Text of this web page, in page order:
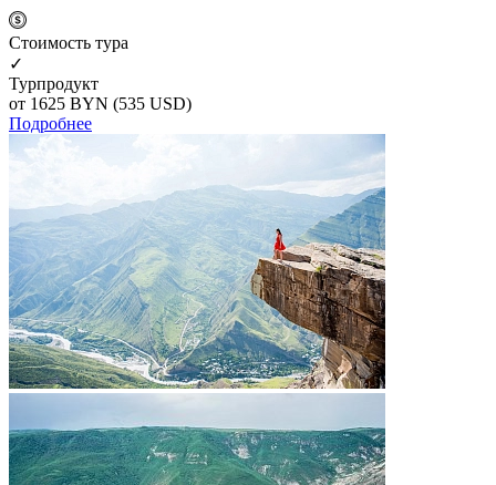
Cтоимость тура
✓
Турпродукт
от 1625 BYN (535 USD)
Подробнее